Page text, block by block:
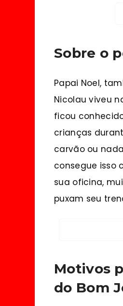
Sobre o
Papai Noel,
Nicolau viveu
ficou
crianças
carvão ou
consegue isso
sua oficina,
puxam seu
Motivos
do Bom